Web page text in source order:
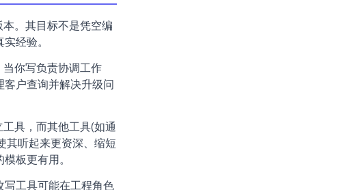
。其目标不是凭空编
经验。
你写负责协调工作
户查询并解决升级问
具，而其他工具(如通
其听起来更资深、缩短
板更有用。
工具可能在工程角色